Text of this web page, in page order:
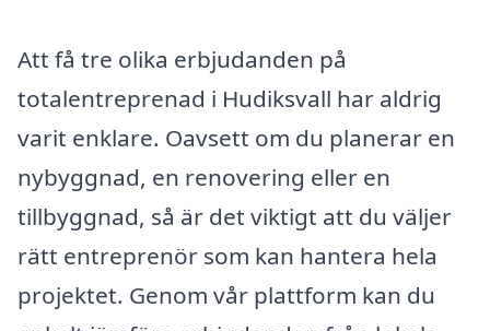
Att få tre olika erbjudanden på
totalentreprenad i Hudiksvall har aldrig
varit enklare. Oavsett om du planerar en
nybyggnad, en renovering eller en
tillbyggnad, så är det viktigt att du väljer
rätt entreprenör som kan hantera hela
projektet. Genom vår plattform kan du